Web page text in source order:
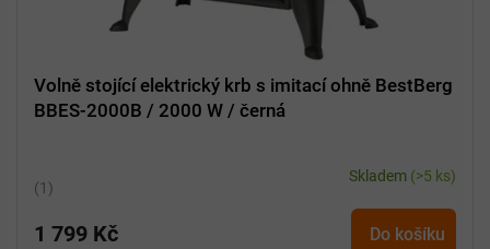
Volně stojící elektrický krb s imitací ohně BestBerg
BBES-2000B / 2000 W / černá
Průměrné
produktu
Skladem (>5 ks)
1 799 Kč Do košíku